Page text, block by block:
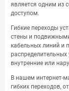
является одним из
доступом.
Гибкие переходы
стены и
кабельных линий и
внутренние или
В нашем интернет-
гибких переходов,